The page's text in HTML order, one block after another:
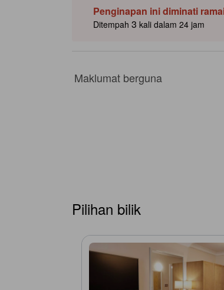
membeli‑belah berdekatan. [Sebahagian
Penginapan ini diminati
Ditempah 3 kali dalam 24 jam
Maklumat berguna
Pilihan bilik